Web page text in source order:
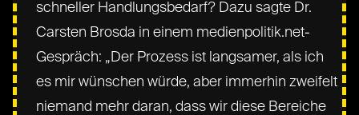
schneller Handlungsbedarf? Dazu sagte Dr.
Carsten Brosda in einem medienpolitik.net-
Gespräch: „Der Prozess ist langsamer, als ich
es mir wünschen würde, aber immerhin zweifelt
niemand mehr daran, dass wir diese Bereiche